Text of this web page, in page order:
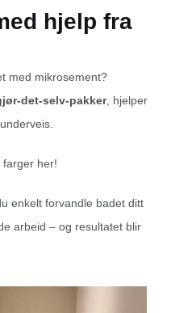
hjelp fra
med mikrosement?
det-selv-pakker, hjelper
farger her!
enkelt forvandle badet ditt
arbeid – og resultatet blir